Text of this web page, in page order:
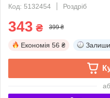
Код: 5132454
Роздріб
343 ₴ 399 ₴
Економія 56 ₴